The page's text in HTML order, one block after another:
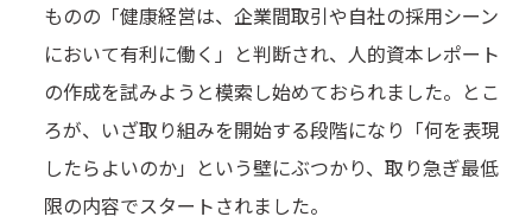
ものの「健康経営は、企業間取引や自社の採用シーン
において有利に働く」と判断され、人的資本レポート
の作成を試みようと模索し始めておられました。とこ
ろが、いざ取り組みを開始する段階になり「何を表現
したらよいのか」という壁にぶつかり、取り急ぎ最低
限の内容でスタートされました。